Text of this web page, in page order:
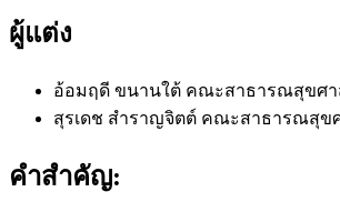
ผู้แต่ง
อ้อมฤดี ขนานใต้ คณะสาธารณสุขศา
สุรเดช สำราญจิตต์ คณะสาธารณสุข
คำสำคัญ: